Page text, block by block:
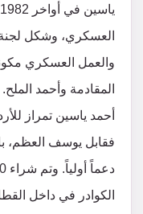
العسكري، وشكل لجنة
والعمل العسكري
أحمد ياسين تمراز
فقابل يوسف العظم،
الكوادر في داخل